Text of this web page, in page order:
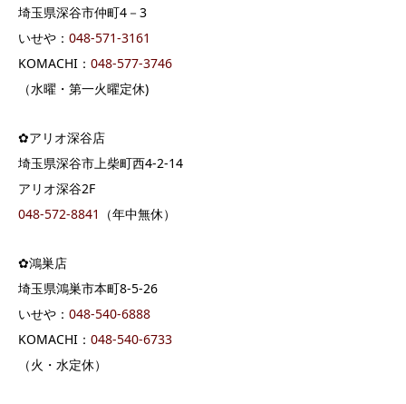
埼玉県深谷市仲町4－3
いせや： 048-571-3161
KOMACHI： 048-577-3746
（水曜・第一火曜定休)
✿アリオ深谷店
埼玉県深谷市上柴町西4-2-14
アリオ深谷2F
048-572-8841
（年中無休）
✿鴻巣店
埼玉県鴻巣市本町8-5-26
いせや： 048-540-6888
KOMACHI： 048-540-6733
（火・水定休）